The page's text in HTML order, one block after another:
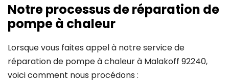
Notre processus de réparation de
pompe à chaleur
Lorsque vous faites appel à notre service de
réparation de pompe à chaleur à Malakoff 92240,
voici comment nous procédons :